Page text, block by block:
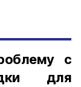
с
для